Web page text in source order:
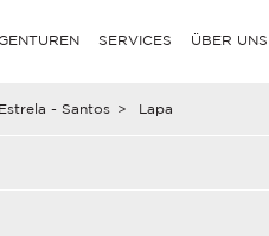
SERVICES ÜBER UNS
- Santos > Lapa